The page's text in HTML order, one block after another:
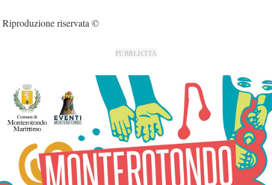
Riproduzione riservata ©
PUBBLICITÀ